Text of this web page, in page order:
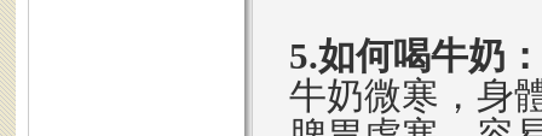
5.如何喝牛奶：
牛奶微寒，身